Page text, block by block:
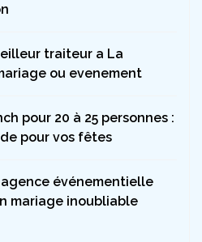
traiteur a La
ou evenement
pour 20 à 25 personnes :
pour vos fêtes
événementielle
mariage inoubliable